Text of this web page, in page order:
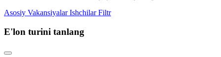
Asosiy Vakansiyalar Ishchilar Filtr
E'lon turini tanlang